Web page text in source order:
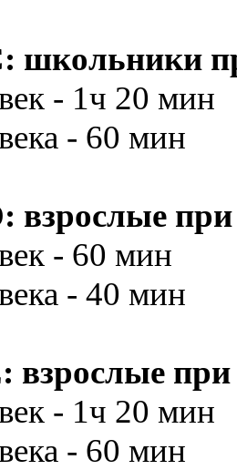
школьники
- 1ч 20 мин
- 60 мин
взрослые
- 60 мин
- 40 мин
взрослые при
- 1ч 20 мин
- 60 мин